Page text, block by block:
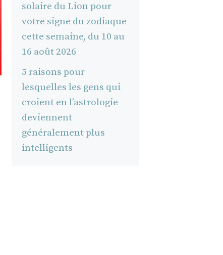
solaire du Lion pour
votre signe du zodiaque
cette semaine, du 10 au
16 août 2026
5 raisons pour
lesquelles les gens qui
croient en l’astrologie
deviennent
généralement plus
intelligents